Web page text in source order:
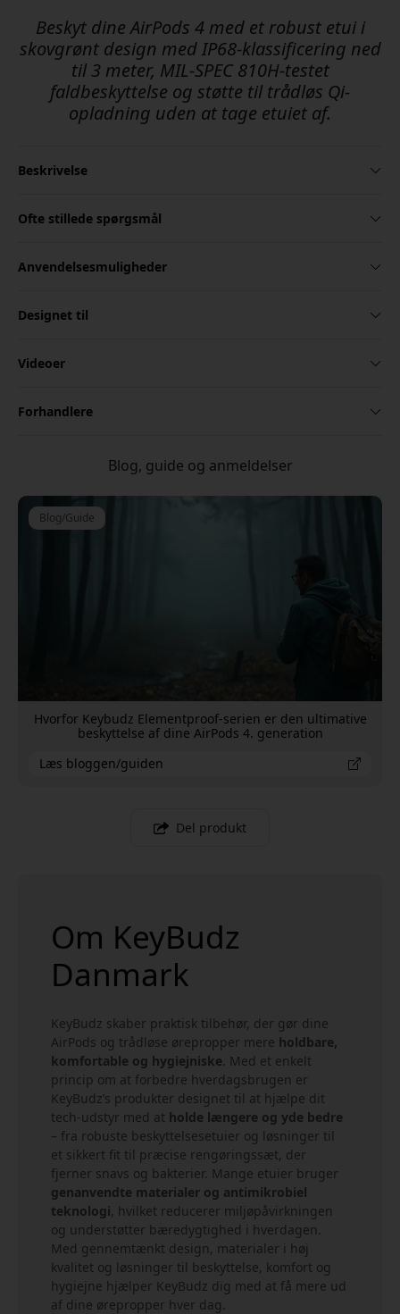
Beskyt dine AirPods 4 med et robust etui i
skovgrønt design med IP68-klassificering ned
til 3 meter, MIL-SPEC 810H-testet
faldbeskyttelse og støtte til trådløs Qi-
opladning uden at tage etuiet af.
Beskrivelse
Ofte stillede spørgsmål
Anvendelsesmuligheder
Designet til
Videoer
Forhandlere
Blog, guide og anmeldelser
Blog/Guide
Hvorfor Keybudz Elementproof-serien er den ultimative
beskyttelse af dine AirPods 4. generation
Læs bloggen/guiden
Del produkt
Om KeyBudz
Danmark
KeyBudz skaber praktisk tilbehør, der gør dine
AirPods og trådløse ørepropper mere holdbare,
komfortable og hygiejniske. Med et enkelt
princip om at forbedre hverdagsbrugen er
KeyBudz’s produkter designet til at hjælpe dit
tech-udstyr med at holde længere og yde bedre
– fra robuste beskyttelsesetuier og løsninger til
et sikkert fit til præcise rengøringssæt, der
fjerner snavs og bakterier. Mange etuier bruger
genanvendte materialer og antimikrobiel
teknologi, hvilket reducerer miljøpåvirkningen
og understøtter bæredygtighed i hverdagen.
Med gennemtænkt design, materialer i høj
kvalitet og løsninger til beskyttelse, komfort og
hygiejne hjælper KeyBudz dig med at få mere ud
af dine ørepropper hver dag.